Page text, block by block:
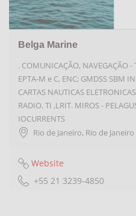
Belga Marine
. COMUNICAÇÃO, NAVEGAÇÃO -
EPTA-M e C, ENC; GMDSS SBM
CARTAS NAUTICAS
RADIO, TI ,LRIT. MIROS -
IOCURRENTS
Rio de Janeiro, Rio de Janeiro
Website
+55 21 3239-4850